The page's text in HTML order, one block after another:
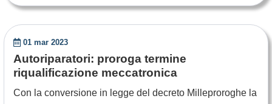
01 mar 2023
Autoriparatori: proroga termine
riqualificazione meccatronica
Con la conversione in legge del decreto Milleproroghe la